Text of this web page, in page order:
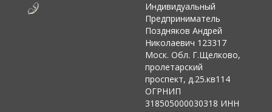
Индивидуальный
Предприниматель
Поздняков Андрей
Николаевич 123317
Моск. Обл. Г.Щелково,
пролетарский
проспект, д.25.кв114
ОГРНИП
318505000030318 ИНН